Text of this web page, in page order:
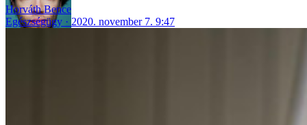
Horváth Bence
Egészségügy
2020. november 7. 9:47